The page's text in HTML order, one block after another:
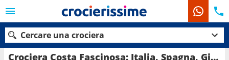
Crociera Costa Fascinosa: Italia, Spagna, Gibilterra, Marocco, Francia in partenza da Savona
Cercare una crociera